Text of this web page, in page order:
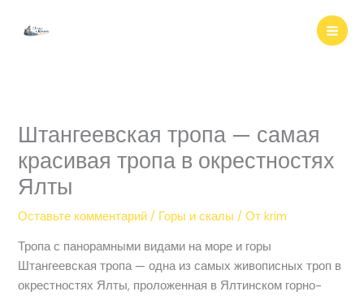
Штангеевская тропа — самая
красивая тропа в окрестностях
Ялты
Оставьте комментарий / Горы и скалы / Отkrim
Тропа с панорамными видами на море и горы
Штангеевская тропа — одна из самых живописных троп в
окрестностях Ялты, проложенная в Ялтинском горно-